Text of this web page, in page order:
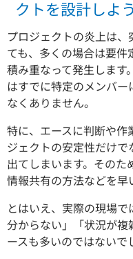
クトを設計しよう
プロジェクトの炎上は
ても、多くの場合は要
積み重なって発生します
はすでに特定のメンバ
なくありません。
特に、エースに判断や作
ジェクトの安定性だけ
出てしまいます。そのた
情報共有の方法などを早
とはいえ、実際の現場
分からない」「状況が
ースも多いのではないで